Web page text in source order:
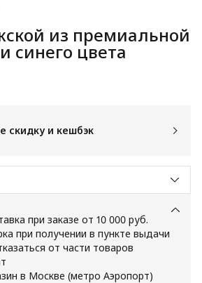
из премиальной
синего цвета
скидку и кешбэк
при заказе от 10 000 руб.
при получении в пункте выдачи
от части товаров
в Москве (метро Аэропорт)